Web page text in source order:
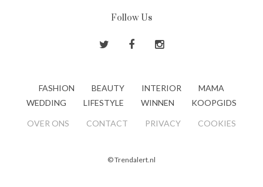
Follow Us
FASHION BEAUTY INTERIOR
MAMA
WEDDING
LIFESTYLE WINNEN KOOPGIDS
OVER ONS CONTACT PRIVACY COOKIES
© Trendalert.nl